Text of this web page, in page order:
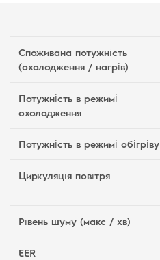
Споживана потужність
(охолодження / нагрів)
Потужність в режимі
охолодження
Потужність в режимі обігріву
Циркуляція повітря
Рівень шуму (макс / хв)
EER